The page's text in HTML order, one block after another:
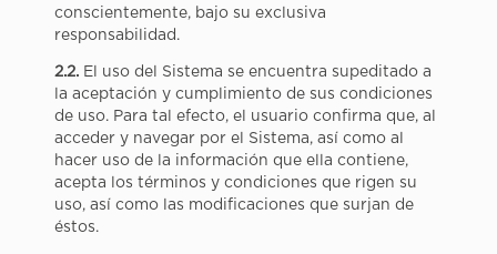
conscientemente, bajo su exclusiva
responsabilidad.
2.2.El uso del Sistema se encuentra supeditado a
la aceptación y cumplimiento de sus condiciones
de uso. Para tal efecto, el usuario confirma que, al
acceder y navegar por el Sistema, así como al
hacer uso de la información que ella contiene,
acepta los términos y condiciones que rigen su
uso, así como las modificaciones que surjan de
éstos.